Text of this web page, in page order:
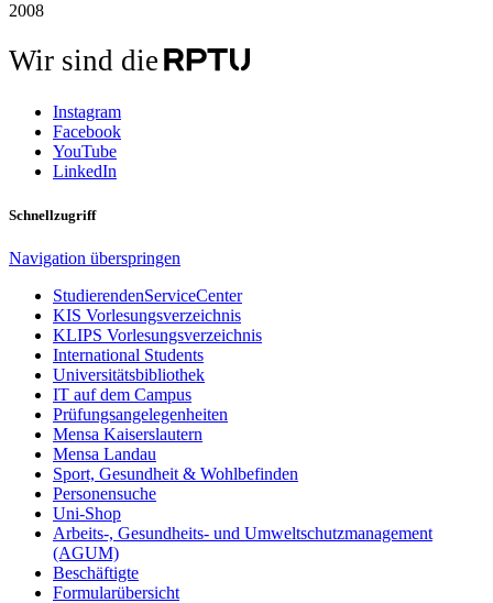
2008
Wir sind die
Instagram
Facebook
YouTube
LinkedIn
Schnellzugriff
Navigation überspringen
StudierendenServiceCenter
KIS Vorlesungsverzeichnis
KLIPS Vorlesungsverzeichnis
International Students
Universitätsbibliothek
IT auf dem Campus
Prüfungsangelegenheiten
Mensa Kaiserslautern
Mensa Landau
Sport, Gesundheit & Wohlbefinden
Personensuche
Uni-Shop
Arbeits-, Gesundheits- und Umweltschutzmanagement
(AGUM)
Beschäftigte
Formularübersicht